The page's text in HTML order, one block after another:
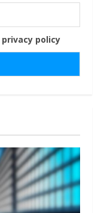
policy